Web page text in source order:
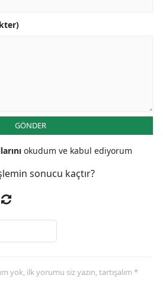
GÖNDER
okudum ve kabul ediyorum
sonucu kaçtır?
yok, ilk yorumu siz yazın, tartışalım *